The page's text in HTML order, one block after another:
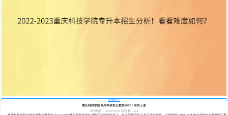
查看全文
重庆科技学院专升本录取分数线2023！有所上涨
发布时间：2023/06/08 阅读量：394